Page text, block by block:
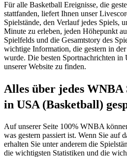
Für alle Basketball Ereignisse, die
stattfanden, liefert Ihnen unser
Spielstände, den Verlauf jedes Spiels,
Minute zu erleben, jeden Höhepunkt
Spielfelds und die Gesamtstory des
wichtige Information, die gestern in
wurde. Die besten Sportnachrichten in
unserer Website zu finden.
Alles über jedes WNBA
in USA (Basketball)
Auf unserer Seite 100% WNBA
was gestern passiert ist. Wenn Sie auf
erhalten Sie unter anderem die
die wichtigsten Statistiken und die